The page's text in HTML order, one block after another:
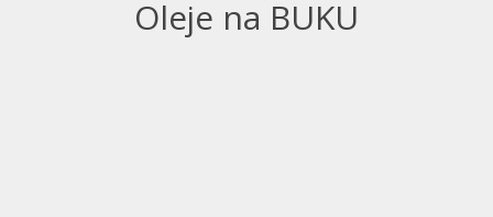
Oleje na BUKU